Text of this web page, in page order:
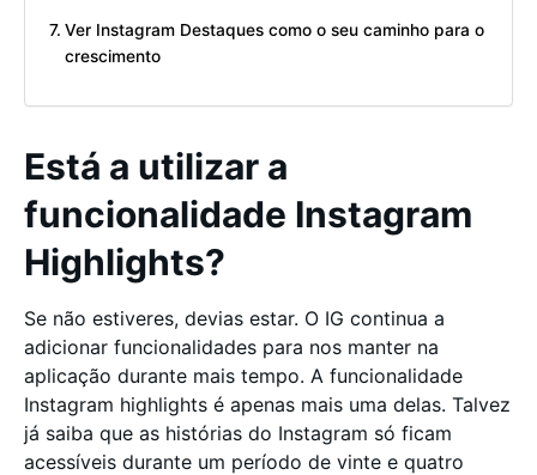
Ver Instagram Destaques como o seu caminho para o
crescimento
Está a utilizar a
funcionalidade Instagram
Highlights?
Se não estiveres, devias estar. O IG continua a
adicionar funcionalidades para nos manter na
aplicação durante mais tempo. A funcionalidade
Instagram highlights é apenas mais uma delas. Talvez
já saiba que as histórias do Instagram só ficam
acessíveis durante um período de vinte e quatro